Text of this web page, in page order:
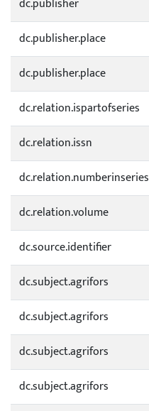
dc.publisher
dc.publisher.place
dc.publisher.place
dc.relation.ispartofseries
dc.relation.issn
dc.relation.numberinseries
dc.relation.volume
dc.source.identifier
dc.subject.agrifors
dc.subject.agrifors
dc.subject.agrifors
dc.subject.agrifors